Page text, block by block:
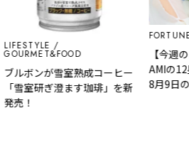
ンが雪室熟成コーヒー
研ぎ澄ます珈琲」を新
FORTUNE
【今週の占
AMIの12星座
8月9日の運勢